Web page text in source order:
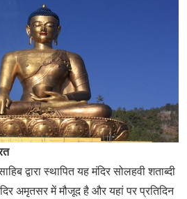
द्वारा स्थापित यह मंदिर सोलहवी शताब्दी
अमृतसर में मौजूद है और यहां पर प्रतिदिन